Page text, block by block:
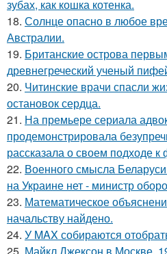
зубах, как кошка котенка.
18. Солнце опасно в любое
Австралии.
19. Британские острова
древнегреческий ученый
20. Читинские врачи спасли
остановок сердца.
21. На премьере сериала
продемонстрировала
рассказала о своем подходе к
22. Военного смысла
на Украине нет - министр
23. Математическое
начальству найдено.
24. У MAX собираются